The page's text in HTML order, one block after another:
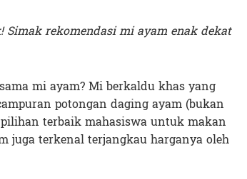
Simak rekomendasi mi ayam enak dekat
mi ayam? Mi berkaldu khas yang
potongan daging ayam (bukan
terbaik mahasiswa untuk makan
juga terkenal terjangkau harganya oleh